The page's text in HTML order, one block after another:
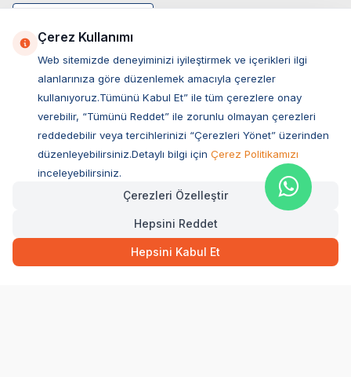
134,50 Hızlı Teslimat
SEPETE EKLE
Müşteri Hizmetleri
Sıkça Sorulan Sorular
Ovacık Mah. Hacıoğlu Sok. No:13 Başiskele / KOCAELİ
Müşteri Destek Hattı
Çerez Kullanımı
Web sitemizde deneyiminizi iyileştirmek ve içerikleri ilgi
alanlarınıza göre düzenlemek amacıyla çerezler
kullanıyoruz.Tümünü Kabul Et” ile tüm çerezlere onay
verebilir, “Tümünü Reddet” ile zorunlu olmayan çerezleri
reddedebilir veya tercihlerinizi “Çerezleri Yönet” üzerinden
düzenleyebilirsiniz.Detaylı bilgi için Çerez Politikamızı
inceleyebilirsiniz.
Çerezleri Özelleştir
Hepsini Reddet
Hepsini Kabul Et